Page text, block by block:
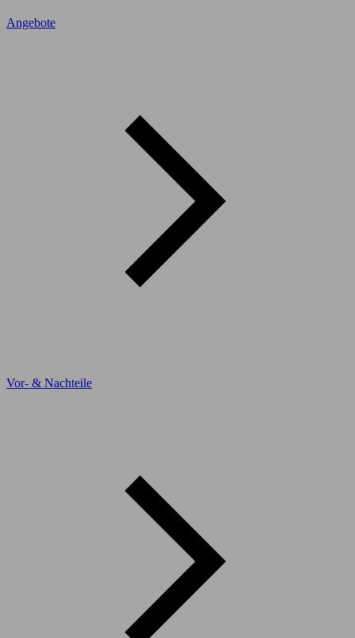
Angebote
Vor- & Nachteile